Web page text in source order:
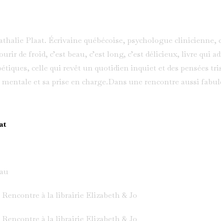
Plaat. Écrivaine québécoise, psychologue
de froid, c’est beau, c’est long, c’est délicieux, livre qui
celle qui revêt un quotidien inquiet et des pensées
et sa prise en charge.Dans une rencontre aussi
des personnes dont la psyché se brise.Cette rencontre
to bonus episodes, visit
à la librairie Elizabeth & Jo
Rencontre à la librairie Elizabeth & Jo